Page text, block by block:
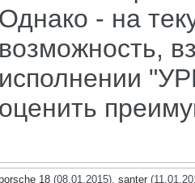
Однако - на
возможность,
исполнении
оценить
18 (08.01.2015), santer